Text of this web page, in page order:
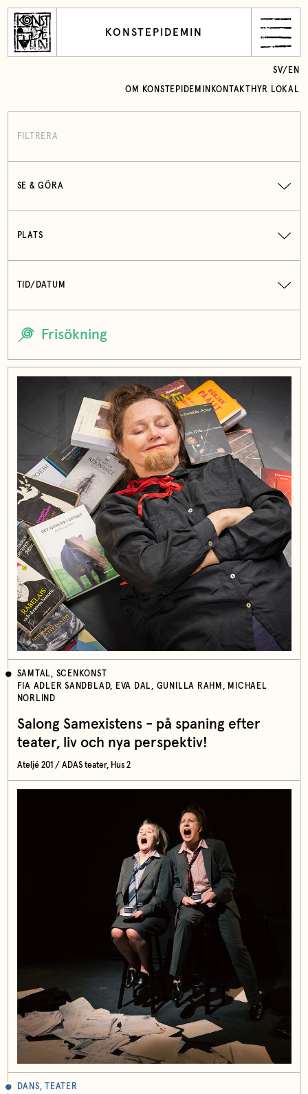
KONSTEPIDEMIN
OM KONSTEPIDEMIN KONTAKT HYR LOKAL
SV/ EN
FILTRERA
SE & GÖRA
PLATS
TID/DATUM
SAMTAL, SCENKONST
FIA ADLER SANDBLAD, EVA DAL, GUNILLA RAHM, MICHAEL
NORLIND
Salong Samexistens - på spaning efter
teater, liv och nya perspektiv!
Ateljé 201 / ADAS teater, Hus 2
DANS, TEATER